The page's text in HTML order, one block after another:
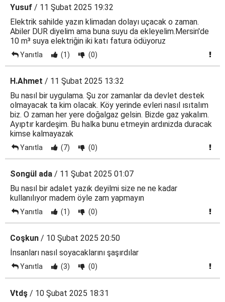
Yusuf / 11 Şubat 2025 19:32
Elektrik sahilde yazın klimadan dolayı uçacak o zaman.
Abiler DUR diyelim ama buna suyu da ekleyelim.Mersin'de
10 m³ suya elektriğin iki katı fatura ödüyoruz
Yanıtla (1) (0)
H.Ahmet / 11 Şubat 2025 13:32
Bu nasıl bir uygulama. Şu zor zamanlar da devlet destek
olmayacak ta kim olacak. Köy yerinde evleri nasıl ısıtalım
biz. O zaman her yere doğalgaz gelsin. Bizde gaz yakalım.
Ayıptır kardeşim. Bu halka bunu etmeyin ardınizda duracak
kimse kalmayazak
Yanıtla (7) (0)
Songül ada / 11 Şubat 2025 01:07
Bu nasıl bir adalet yazık deyilmi size ne ne kadar
kullanılıyor madem öyle zam yapmayın
Yanıtla (1) (0)
Coşkun / 10 Şubat 2025 20:50
İnsanları nasıl soyacaklarını şaşırdılar
Yanıtla (3) (0)
Vtdş / 10 Şubat 2025 18:31